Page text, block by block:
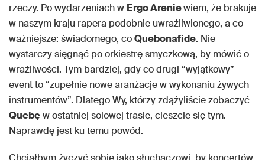
rzeczy. Po wydarzeniach w Ergo Areniewiem, że brakuje
w naszym kraju rapera podobnie uwrażliwionego, a co
ważniejsze: świadomego, coQuebonafide. Nie
wystarczy sięgnąć po orkiestrę smyczkową, by mówić o
wrażliwości. Tym bardziej, gdy co drugi “wyjątkowy”
event to “zupełnie nowe aranżacje w wykonaniu żywych
instrumentów”. Dlatego Wy, którzy zdążyliście zobaczyć
Quebęw ostatniej solowej trasie, cieszcie się tym.
Naprawdę jest ku temu powód.